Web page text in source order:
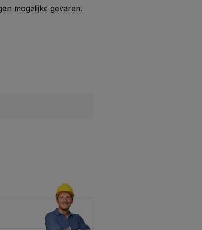
mogelijke gevaren.